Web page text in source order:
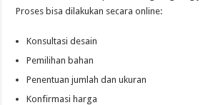
Proses bisa dilakukan secara online:
Konsultasi desain
Pemilihan bahan
Penentuan jumlah dan ukuran
Konfirmasi harga